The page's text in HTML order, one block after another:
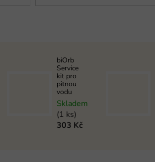
biOrb
Service
kit pro
pitnou
vodu
Skladem
(1 ks)
303 Kč